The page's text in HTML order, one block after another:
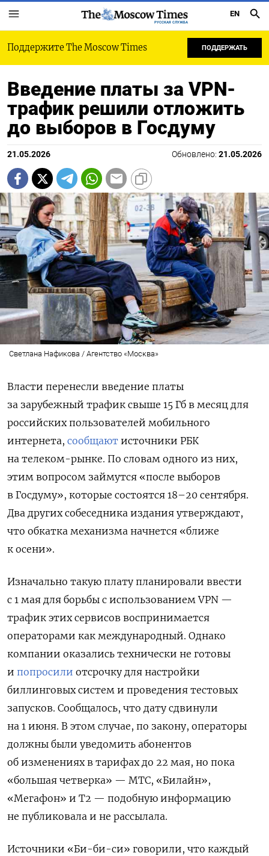
РУССКАЯ СЛУЖБА
EN
Поддержите The Moscow Times ПОДДЕРЖАТЬ
Введение платы за VPN-
трафик решили отложить
до выборов в Госдуму
21.05.2026 Обновлено: 21.05.2026
Светлана Нафикова / Агентство «Москва»
Власти перенесли введение платы
за зарубежный трафик свыше 15 Гб в месяц для
российских пользователей мобильного
интернета, сообщают источники РБК
на телеком-рынке. По словам одного из них,
этим вопросом займутся «после выборов
в Госдуму», которые состоятся 18–20 сентября.
Два других собеседника издания утверждают,
что обкатка механизма начнется «ближе
к осени».
Изначально такую плату планировали ввести
c 1 мая для борьбы с использованием VPN —
трафик этих сервисов воспринимается
операторами как международный. Однако
компании оказались технически не готовы
и попросили отсрочку для настройки
биллинговых систем и проведения тестовых
запусков. Сообщалось, что дату сдвинули
на 1 июня. В этом случае, по закону, операторы
должны были уведомить абонентов
об изменениях в тарифах до 22 мая, но пока
«большая четверка» — МТС, «Билайн»,
«Мегафон» и Т2 — подобную информацию
не публиковала и не рассылала.
Источники «Би-би-си» говорили, что каждый